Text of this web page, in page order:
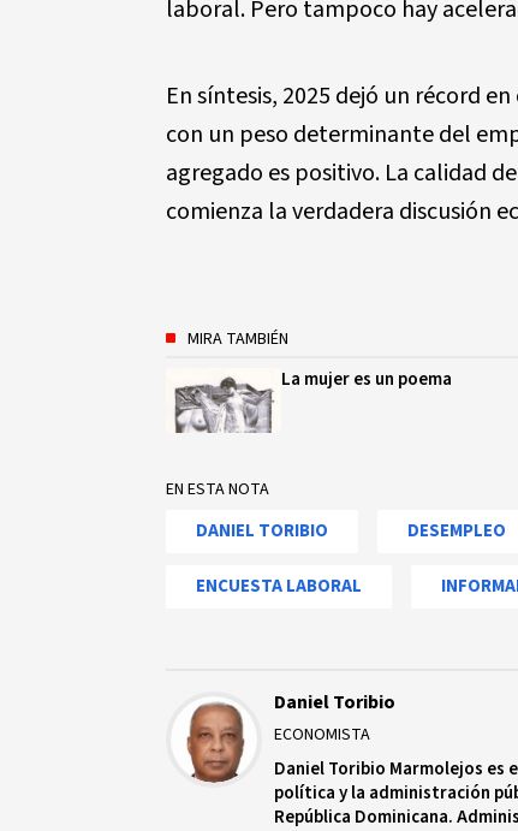
laboral. Pero tampoco hay
En síntesis, 2025 dejó un récord
con un peso determinante del
agregado es positivo. La calidad
comienza la verdadera discusión
MIRA TAMBIÉN
La mujer es un poema
EN ESTA NOTA
DANIEL TORIBIO DESEMPLEO
ENCUESTA LABORAL
Daniel Toribio
ECONOMISTA
Daniel Toribio Marmolejos es
política y la administración
República Dominicana.